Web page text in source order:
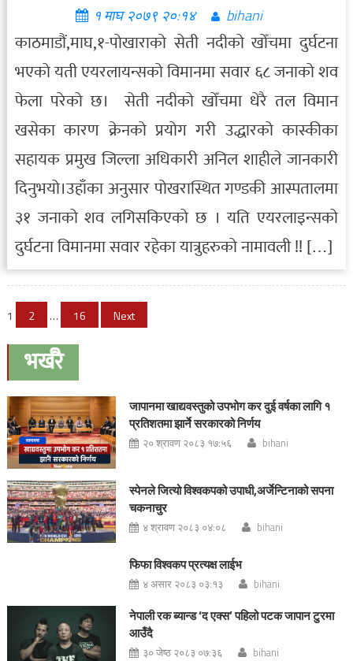
१ माघ २०७९ २०:१४ bihani
काठमाडौं,माघ,१-पोखाराको सेती नदीको खोँचमा दुर्घटना
भएको यती एयरलायन्सको विमानमा सवार ६८ जनाको शव
फेला परेको छ। सेती नदीको खोँचमा धेरै तल विमान
खसेका कारण क्रेनको प्रयोग गरी उद्धारको कास्कीका
सहायक प्रमुख जिल्ला अधिकारी अनिल शाहीले जानकारी
दिनुभयो।उहाँका अनुसार पोखरास्थित गण्डकी आस्पतालमा
३१ जनाको शव लगिसकिएको छ । यति एयरलाइन्सको
दुर्घटना विमानमा सवार रहेका यात्रुहरुको नामावली !! […]
Posts
pagination
1 2 … 16 Next
भर्खरै
जापानमा खाद्यवस्तुको उपभोग कर दुई वर्षका लागि १
प्रतिशतमा झार्ने सरकारको निर्णय
२० श्रावण २०८३ १७:५६ bihani
स्पेनले जित्यो विश्वकपको उपाधी,अर्जेन्टिनाको सपना
चकनाचुर
४ श्रावण २०८३ ०४:०८ bihani
फिफा विश्वकप प्रत्यक्ष लाईभ
४ असार २०८३ ०३:१३ bihani
नेपाली रक ब्यान्ड ‘द एक्स’ पहिलो पटक जापान टुरमा
आउँदै
३० जेष्ठ २०८३ ०७:३६ bihani